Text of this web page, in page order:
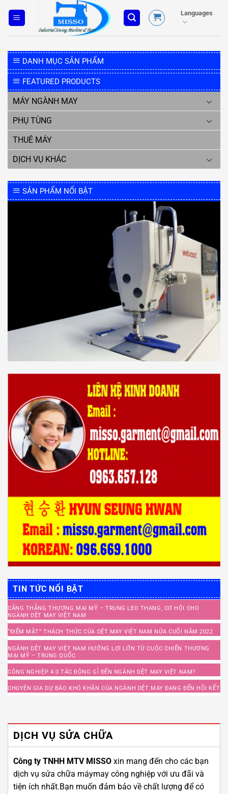
Languages
DỊCH VỤ SỬA CHỮA
Công ty TNHH MTV MISSO xin mang đến cho các bạn
dịch vụ sửa chữa máymay công nghiệp với ưu đãi và
tiện ích nhất.Bạn muốn đảm bảo về chất lượng để có
DANH MỤC SẢN PHẨM
FEATURED PRODUCTS
MÁY NGÀNH MAY
PHỤ TÙNG
THUÊ MÁY
DỊCH VỤ KHÁC
SẢN PHẨM NỔI BẬT
TIN TỨC NỔI BẬT
CĂNG THẲNG THƯƠNG MẠI MỸ – TRUNG LEO THANG, CƠ HỘI CHO
NGÀNH DỆT MAY VIỆT NAM
“ĐIỂM MẶT” THÁCH THỨC CỦA DỆT MAY VIỆT NAM NỬA CUỐI NĂM 2022
NGÀNH DỆT MAY VIỆT NAM HƯỞNG LỢI LỚN TỪ CUỘC CHIẾN THƯƠNG
MẠI MỸ – TRUNG QUỐC
CÔNG NGHIỆP 4.0 TÁC ĐỘNG GÌ ĐẾN NGÀNH DỆT MAY VIỆT NAM?
CHUYÊN GIA DỰ BÁO KHÓ KHĂN CỦA NGÀNH DỆT MAY ĐANG ĐẾN HỒI KẾT